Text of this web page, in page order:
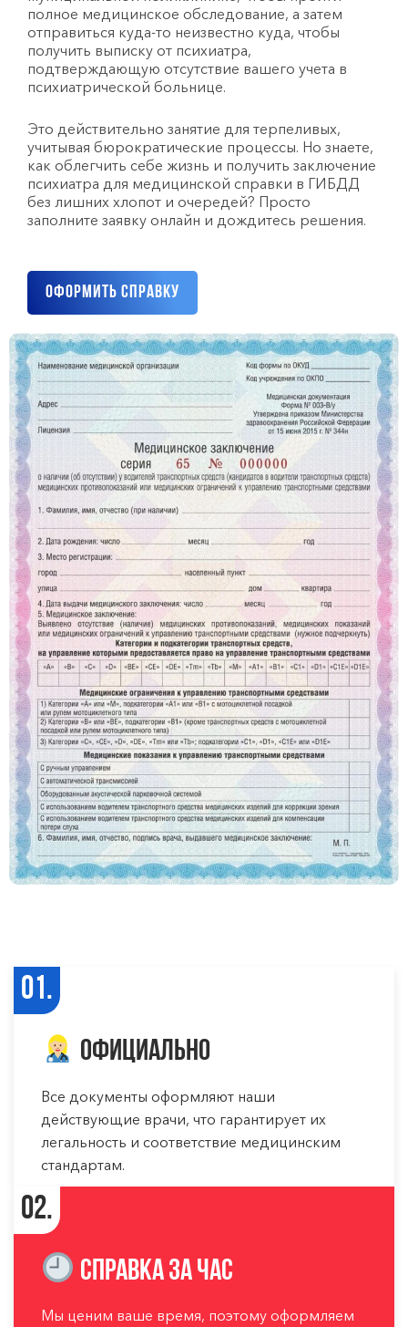
полное медицинское обследование, а затем
отправиться куда-то неизвестно куда, чтобы
получить выписку от психиатра,
подтверждающую отсутствие вашего учета в
психиатрической больнице.
Это действительно занятие для терпеливых,
учитывая бюрократические процессы. Но знаете,
как облегчить себе жизнь и получить заключение
психиатра для медицинской справки в ГИБДД
без лишних хлопот и очередей? Просто
заполните заявку онлайн и дождитесь решения.
Оформить справку
01.
Официально
Все документы оформляют наши
действующие врачи, что гарантирует их
легальность и соответствие медицинским
стандартам.
02.
Справка за час
Мы ценим ваше время, поэтому оформляем